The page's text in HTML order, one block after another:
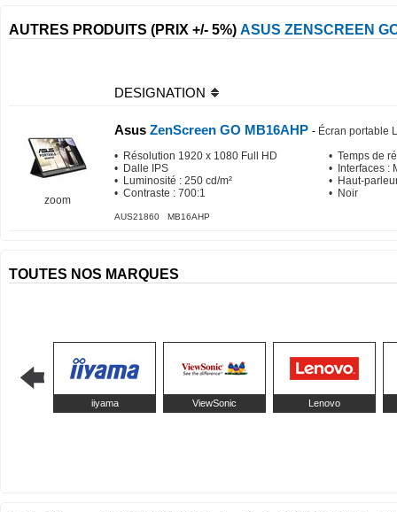
AUTRES PRODUITS (PRIX +/- 5%) ASUS ZENSCREEN
DESIGNATION
zoom
Asus ZenScreen GO MB16AHP - Écran portable
• Résolution 1920 x 1080 Full HD
• Dalle IPS
• Luminosité : 250 cd/m²
• Contraste : 700:1
• Temps de
• Interfaces :
• Haut-
• Noir
AUS21860 MB16AHP
TOUTES NOS MARQUES
iiyama ViewSonic Lenovo